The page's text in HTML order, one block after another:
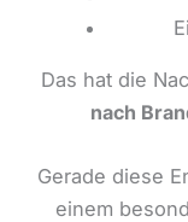
Das hat die
nach
Gerade diese
einem